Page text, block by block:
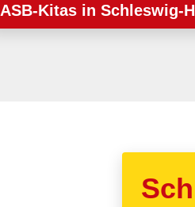
ASB-Kitas in Schleswig-